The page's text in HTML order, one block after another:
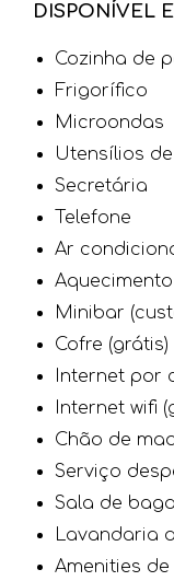
DISPONÍVEL
Cozinha de
Frigorífico
Microondas
Utensílios
Secretária
Telefone
Ar
Aquecimento
Minibar
Cofre (grátis)
Internet por
Internet wifi
Chão de
Serviço
Sala de
Lavandaria
Amenities